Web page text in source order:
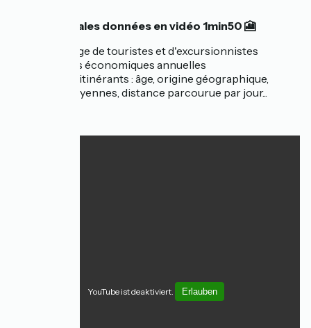
Principales données en vidéo 1min50 🎦
✅ Pourcentage de touristes et d'excursionnistes
✅ Retombées économiques annuelles
✅ Profils des itinérants : âge, origine géographique,
dépenses moyennes, distance parcourue par jour...
YouTube ist deaktiviert. Erlauben